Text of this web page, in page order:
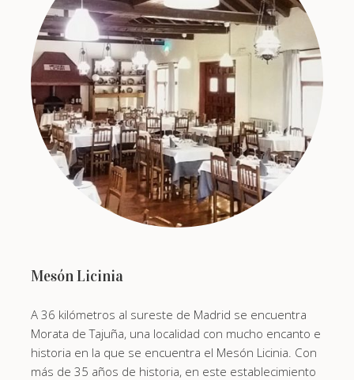
Mesón Licinia
A 36 kilómetros al sureste de Madrid se encuentra
Morata de Tajuña, una localidad con mucho encanto e
historia en la que se encuentra el Mesón Licinia. Con
más de 35 años de historia, en este establecimiento